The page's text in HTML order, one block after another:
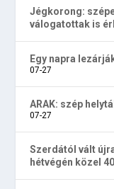
Jégkorong:
válogatottak is
Egy napra
07-27
ARAK: szép
07-27
Szerdától vált
hétvégén közel